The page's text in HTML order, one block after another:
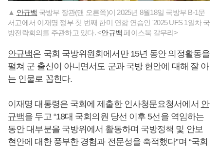
▲ 안규백 국방부 장관(맨 오른쪽)이 2025년 8월18일 국방부 B-1문
서고에서 이재명 정부 첫 번째 한미 연합 연습인 '2025 UFS 1일차 국
방전략회의를 주관하고 있다. <안규백 페이스북 갈무리>
안규백은 국회 국방위원회에서만 15년 동안 의정활동을
펼쳐 군 출신이 아니면서도 군과 국방 현안에 대해 잘 아
는 인물로 꼽힌다.
이재명 대통령은 국회에 제출한 인사청문요청서에서 안
규백을 두고 “18대 국회의원 당선 이후 5선을 역임하는
동안 대부분을 국방위에서 활동하며 국방정책 및 안보
현안에 대한 풍부한 경험과 전문성을 축적했다”며 “국회